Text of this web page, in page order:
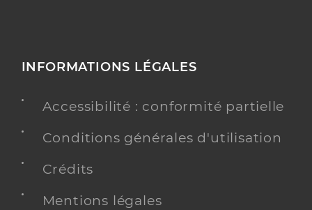
INFORMATIONS LÉGALES
Accessibilité : conformité partielle
Conditions générales d'utilisation
Crédits
Mentions légales